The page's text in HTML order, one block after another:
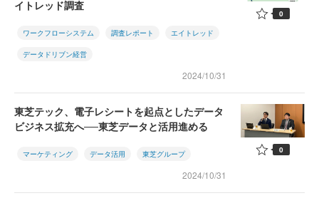
イトレッド調査
ワークフローシステム 調査レポート エイトレッド
データドリブン経営
2024/10/31
0
東芝テック、電子レシートを起点としたデータ
ビジネス拡充へ──東芝データと活用進める
マーケティング データ活用 東芝グループ
2024/10/31
0